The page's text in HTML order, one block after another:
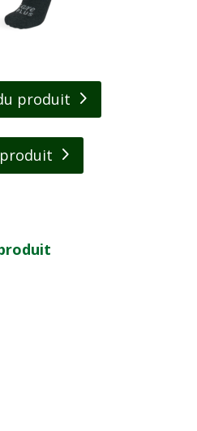
produit